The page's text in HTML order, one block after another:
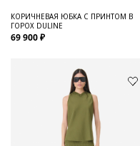
КОРИЧНЕВАЯ ЮБКА С ПРИНТОМ В
ГОРОХ DULINE
69 900 ₽